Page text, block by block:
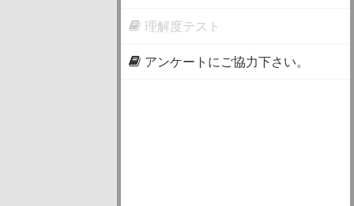
理解度テスト
アンケートにご協力下さい。